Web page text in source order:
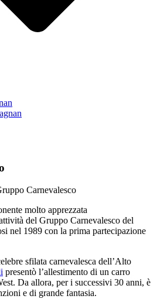
Carnevalesco
molto apprezzata
del Gruppo Carnevalesco del
nel 1989 con la prima partecipazione
sfilata carnevalesca dell’Alto
presentò l’allestimento di un carro
Da allora, per i successivi 30 anni, è
e di grande fantasia.